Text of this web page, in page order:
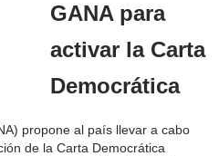
GANA para
activar la Carta
Democrática
propone al país llevar a cabo
de la Carta Democrática